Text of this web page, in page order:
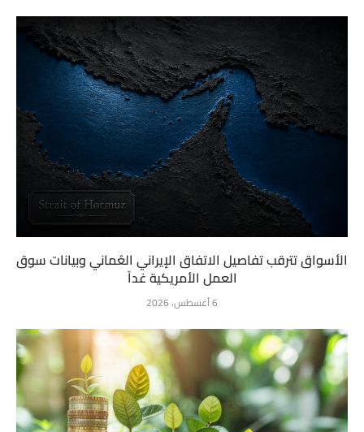
الأسواق تترقب تفاصيل الاتفاق الإيراني العُماني وبيانات سوق
العمل الأمريكية غداً
6 أغسطس، 2026